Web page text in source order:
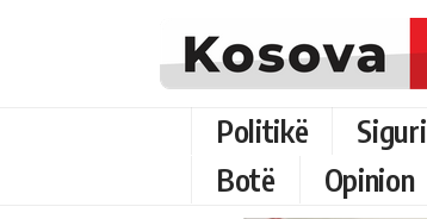
Politikë Siguri
Botë
Opinion